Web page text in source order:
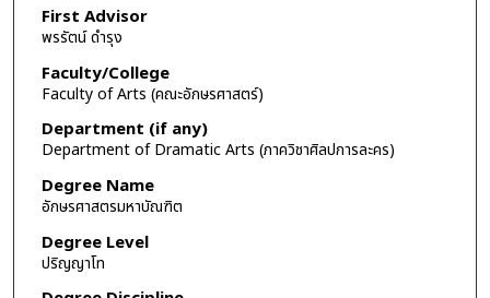
First Advisor
พรรัตน์ ดำรุง
Faculty/College
Faculty of Arts (คณะอักษรศาสตร์)
Department (if any)
Department of Dramatic Arts (ภาควิชาศิลปการละคร)
Degree Name
อักษรศาสตรมหาบัณฑิต
Degree Level
ปริญญาโท